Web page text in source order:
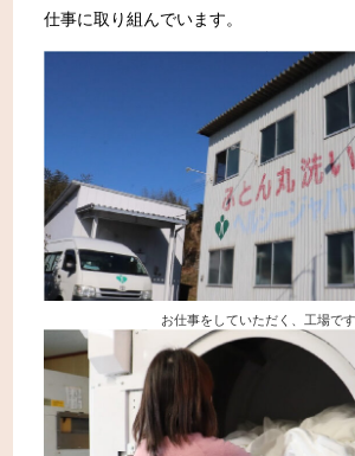
お問い合わせ
一般社団法人ならはみ
0240-23-6271
月～土 9:00～17:00
（日・祝・年末年始・第２第４水
仕事に取り組んでいます。
お仕事をしていただく、工場です